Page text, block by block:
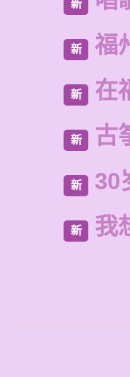
新
新 福
新 在
新 古
新 30
新 我